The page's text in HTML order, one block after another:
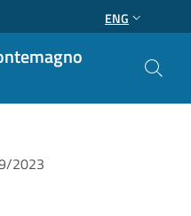
ENG
2023